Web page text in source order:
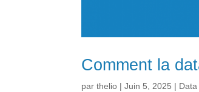
Comment la
parthelio |Juin 5, 2025 |